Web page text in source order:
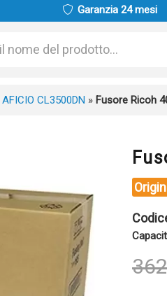
Garanzia 24 mesi
AFICIO CL3500DN » Fusore Ricoh